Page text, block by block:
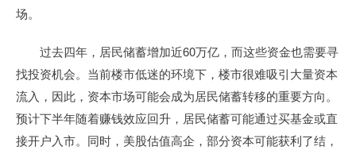
场。
过去四年，居民储蓄增加近60万亿，而这些资金也需要寻
找投资机会。当前楼市低迷的环境下，楼市很难吸引大量资本
流入，因此，资本市场可能会成为居民储蓄转移的重要方向。
预计下半年随着赚钱效应回升，居民储蓄可能通过买基金或直
接开户入市。同时，美股估值高企，部分资本可能获利了结，